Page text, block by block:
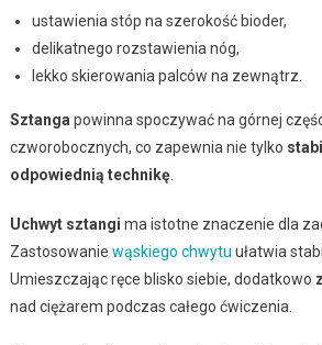
ustawienia stóp na szerokość bioder,
delikatnego rozstawienia nóg,
lekko skierowania palców na zewnątrz.
Sztanga powinna spoczywać na górnej
czworobocznych, co zapewnia nie tylko
odpowiednią technikę.
Uchwyt sztangi ma istotne znaczenie dla
Zastosowanie wąskiego chwytu ułatwia
Umieszczając ręce blisko siebie, dodatkowo
nad ciężarem podczas całego ćwiczenia.